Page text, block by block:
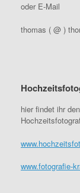
oder E-Mail
thomas ( @ )
hier findet ihr
www.fotografie-